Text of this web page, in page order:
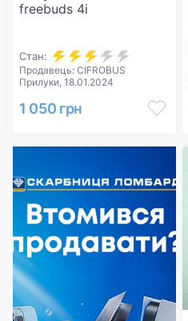
freebuds 4i
Стан:
Продавець: CIFROBUS
Прилуки, 18.01.2024
1 050 грн